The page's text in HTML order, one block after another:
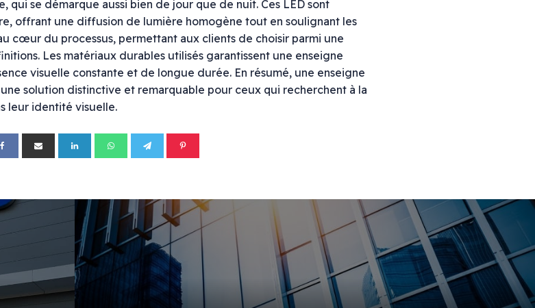
Croix de pharmacie
Enseignes lumineuses
Décoration
Meubles & comptoirs
Stand & salon
qui se démarque aussi bien de jour que de nuit. Ces LED sont
offrant une diffusion de lumière homogène tout en soulignant les
cœur du processus, permettant aux clients de choisir parmi une
Les matériaux durables utilisés garantissent une enseigne
visuelle constante et de longue durée. En résumé, une enseigne
solution distinctive et remarquable pour ceux qui recherchent à la
leur identité visuelle.